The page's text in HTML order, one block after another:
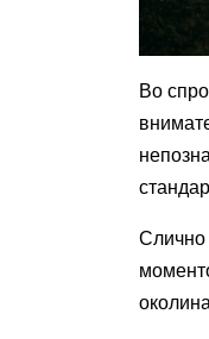
Во
Слично